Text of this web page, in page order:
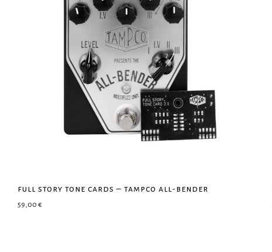
full story tone cards – tampco all-bender
59,00 €